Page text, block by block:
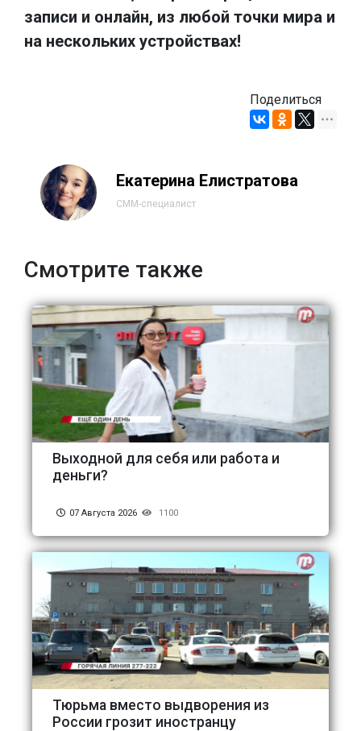
записи и онлайн, из любой точки мира и
на нескольких устройствах!
Поделиться
Екатерина Елистратова
СММ-специалист
Смотрите также
Выходной для себя или работа и
деньги?
07 Августа 2026 1100
Тюрьма вместо выдворения из
России грозит иностранцу